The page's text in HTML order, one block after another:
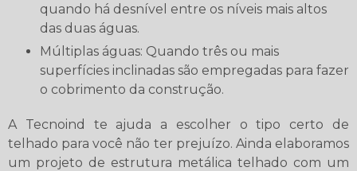
quando há desnível entre os níveis mais altos
das duas águas.
Múltiplas águas: Quando três ou mais
superfícies inclinadas são empregadas para fazer
o cobrimento da construção.
A Tecnoind te ajuda a escolher o tipo certo de
telhado para você não ter prejuízo. Ainda elaboramos
um projeto de estrutura metálica telhado com um